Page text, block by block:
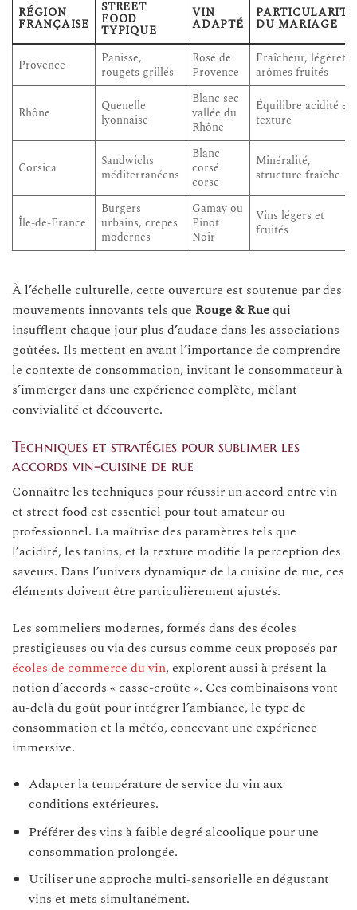
RÉGION
FRANÇAISE
STREET
FOOD
TYPIQUE
VIN
ADAPTÉ
PARTICULARITÉ
DU MARIAGE
Provence
Panisse,
rougets grillés
Rosé de
Provence
Fraîcheur, légèreté,
arômes fruités
Rhône
Quenelle
lyonnaise
Blanc sec
vallée du
Rhône
Équilibre acidité et
texture
Corsica
Sandwichs
méditerranéens
Blanc
corsé
corse
Minéralité,
structure fraîche
Île-de-France
Burgers
urbains, crepes
modernes
Gamay ou
Pinot
Noir
Vins légers et
fruités
À l’échelle culturelle, cette ouverture est soutenue par des
mouvements innovants tels que Rouge & Ruequi
insufflent chaque jour plus d’audace dans les associations
goûtées. Ils mettent en avant l’importance de comprendre
le contexte de consommation, invitant le consommateur à
s’immerger dans une expérience complète, mêlant
convivialité et découverte.
Techniques et stratégies pour sublimer les
accords vin-cuisine de rue
Connaître les techniques pour réussir un accord entre vin
et street food est essentiel pour tout amateur ou
professionnel. La maîtrise des paramètres tels que
l’acidité, les tanins, et la texture modifie la perception des
saveurs. Dans l’univers dynamique de la cuisine de rue, ces
éléments doivent être particulièrement ajustés.
Les sommeliers modernes, formés dans des écoles
prestigieuses ou via des cursus comme ceux proposés par
écoles de commerce du vin, explorent aussi à présent la
notion d’accords « casse-croûte ». Ces combinaisons vont
au-delà du goût pour intégrer l’ambiance, le type de
consommation et la météo, concevant une expérience
immersive.
Adapter la température de service du vin aux
conditions extérieures.
Préférer des vins à faible degré alcoolique pour une
consommation prolongée.
Utiliser une approche multi-sensorielle en dégustant
vins et mets simultanément.